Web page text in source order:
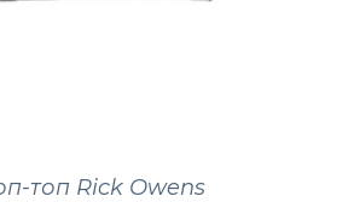
топ Rick Owens